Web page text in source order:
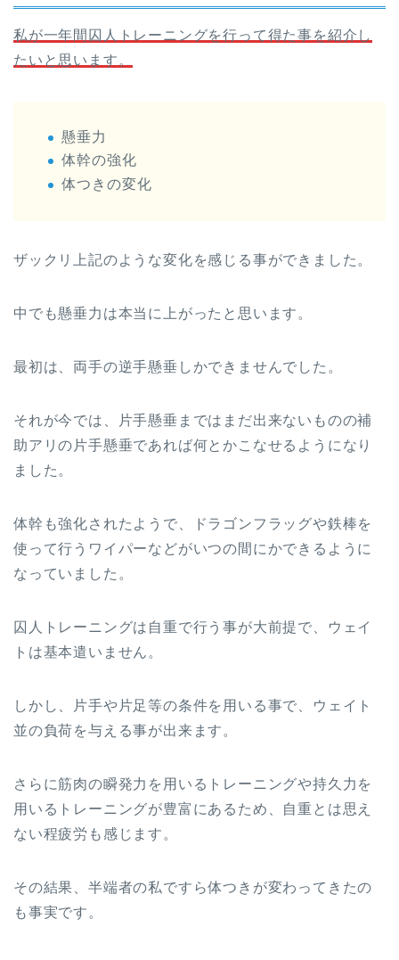
私が一年間囚人トレーニングを行って得た事を紹介し
たいと思います。
懸垂力
体幹の強化
体つきの変化
ザックリ上記のような変化を感じる事ができました。
中でも懸垂力は本当に上がったと思います。
最初は、両手の逆手懸垂しかできませんでした。
それが今では、片手懸垂まではまだ出来ないものの補
助アリの片手懸垂であれば何とかこなせるようになり
ました。
体幹も強化されたようで、ドラゴンフラッグや鉄棒を
使って行うワイパーなどがいつの間にかできるように
なっていました。
囚人トレーニングは自重で行う事が大前提で、ウェイ
トは基本遣いません。
しかし、片手や片足等の条件を用いる事で、ウェイト
並の負荷を与える事が出来ます。
さらに筋肉の瞬発力を用いるトレーニングや持久力を
用いるトレーニングが豊富にあるため、自重とは思え
ない程疲労も感じます。
その結果、半端者の私ですら体つきが変わってきたの
も事実です。